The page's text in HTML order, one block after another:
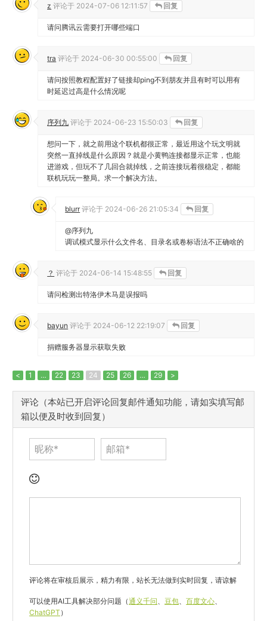
z 评论于 2024-07-06 12:11:57 回复
请问腾讯云需要打开哪些端口
tra 评论于 2024-06-30 00:55:00 回复
请问按照教程配置好了链接却ping不到朋友并且有时可以用有
时延迟过高是什么情况呢
序列九 评论于 2024-06-23 15:50:03 回复
想问一下，就之前用这个联机都很正常，最近用这个玩文明就
突然一直掉线是什么原因？就是小黄鸭连接都显示正常，也能
进游戏，但玩不了几回合就掉线，之前连接玩着很稳定，都能
联机玩玩一整局。求一个解决方法。
blurr评论于 2024-06-26 21:05:34 回复
@序列九
调试模式显示什么文件名、目录名或卷标语法不正确啥的
？ 评论于 2024-06-14 15:48:55 回复
请问检测出特洛伊木马是误报吗
bayun 评论于 2024-06-12 22:19:07 回复
捐赠服务器显示获取失败
< 1 … 22 23 24 25 26 … 29 >
评论（本站已开启评论回复邮件通知功能，请如实填写邮
箱以便及时收到回复）
评论将在审核后展示，精力有限，站长无法做到实时回复，请谅解
可以使用AI工具解决部分问题（通义千问、豆包、百度文心、
ChatGPT ）